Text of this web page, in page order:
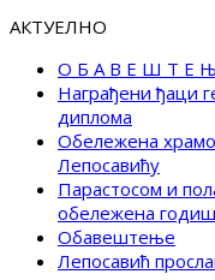
АКТУЕЛНО
О Б А В Е Ш Т Е
Награђени ђаци
диплома
Обележена
Лепосавићу
Парастосом и
обележена
Обавештење
Лепосавић